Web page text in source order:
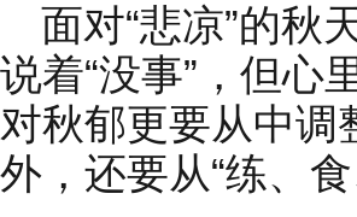
面对“悲凉”的秋
说着“没事”，但心
对秋郁更要从中调
外，还要从“练、